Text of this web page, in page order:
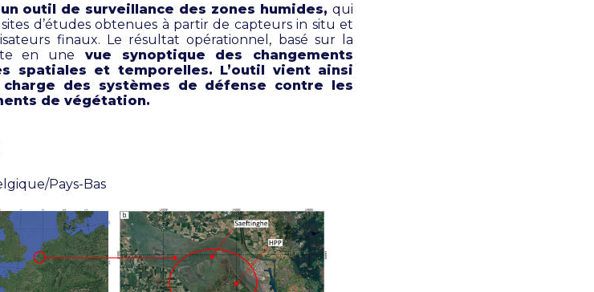
outil de surveillance des zones humides, qui
d’études obtenues à partir de capteurs in situ et
finaux. Le résultat opérationnel, basé sur la
en une
vue synoptique des changements
spatiales et temporelles. L’outil vient ainsi
des systèmes de défense contre les
de végétation.
Pays-Bas